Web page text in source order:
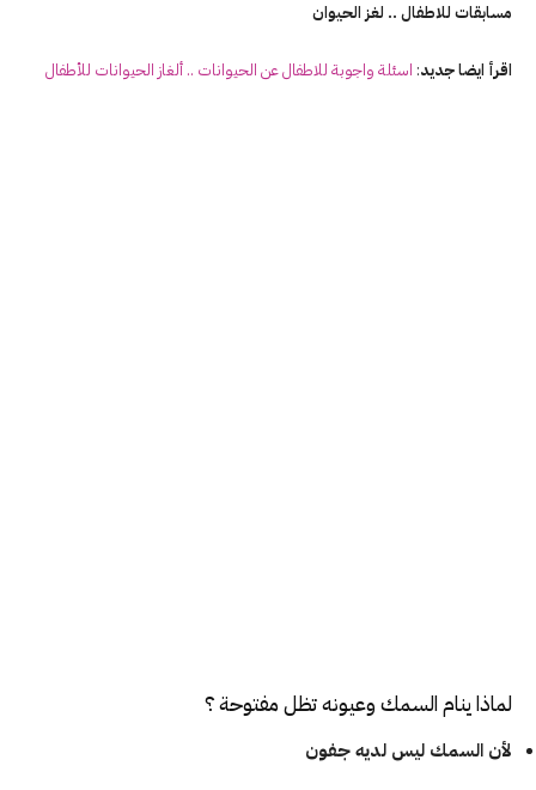
مسابقات للاطفال .. لغز الحيوان
اقرأ ايضاجديد: اسئلة واجوبة للاطفال عن الحيوانات .. ألغاز الحيوانات للأطفال
لماذا ينام السمك وعيونه تظل مفتوحة ؟
لأن السمك ليس لديه جفون